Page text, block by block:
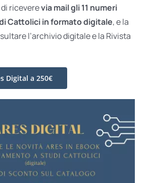
riceverevia mail gli 11 numeri
Cattolici in formato digitale, e la
l’archivio digitale e la Rivista
Digital a 250€